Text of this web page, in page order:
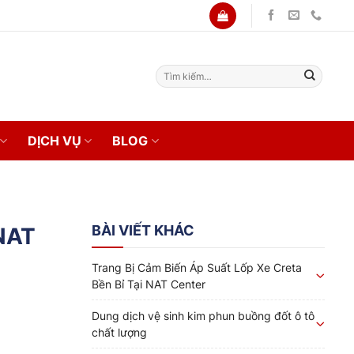
Tìm
kiếm:
DỊCH VỤ BLOG
BÀI VIẾT KHÁC
Trang Bị Cảm Biến Áp Suất Lốp Xe Creta
Bền Bỉ Tại NAT Center
Dung dịch vệ sinh kim phun buồng đốt ô tô
chất lượng